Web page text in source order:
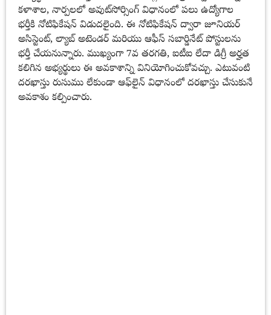
కళాశాల, నార్పలలో అవుట్‌సోర్సింగ్ విధానంలో పలు ఉద్యోగాల
భర్తీకి నోటిఫికేషన్ విడుదలైంది. ఈ నోటిఫికేషన్ ద్వారా జూనియర్
అసిస్టెంట్, ల్యాబ్ అటెండర్ మరియు ఆఫీస్ సబార్డినేట్ పోస్టులను
భర్తీ చేయనున్నారు. ముఖ్యంగా 7వ తరగతి, ఐటీఐ లేదా డిగ్రీ అర్హత
కలిగిన అభ్యర్థులు ఈ అవకాశాన్ని వినియోగించుకోవచ్చు. ఎటువంటి
దరఖాస్తు రుసుము లేకుండా ఆఫ్‌లైన్ విధానంలో దరఖాస్తు చేసుకునే
అవకాశం కల్పించారు.